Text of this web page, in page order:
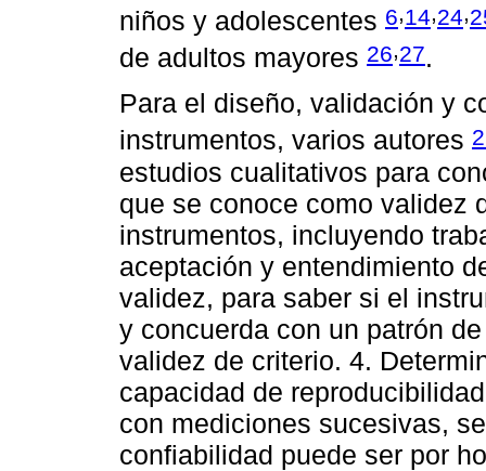
niños y adolescentes 6 14 24
de adultos mayores 26,27.
Para el diseño, validación y
instrumentos, varios autores
estudios cualitativos para
que se conoce como validez
instrumentos, incluyendo
aceptación y entendimiento
validez, para saber si el
y concuerda con un patrón
validez de criterio. 4.
capacidad de
con mediciones sucesivas,
confiabilidad puede ser por